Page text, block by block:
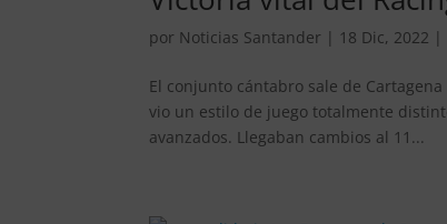
por Noticias Santander | 18 Dic, 2022 |
El conjunto cántabro sale de
vio un estilo de juego totalmente
avanzados. Llegaban cambios al 11...